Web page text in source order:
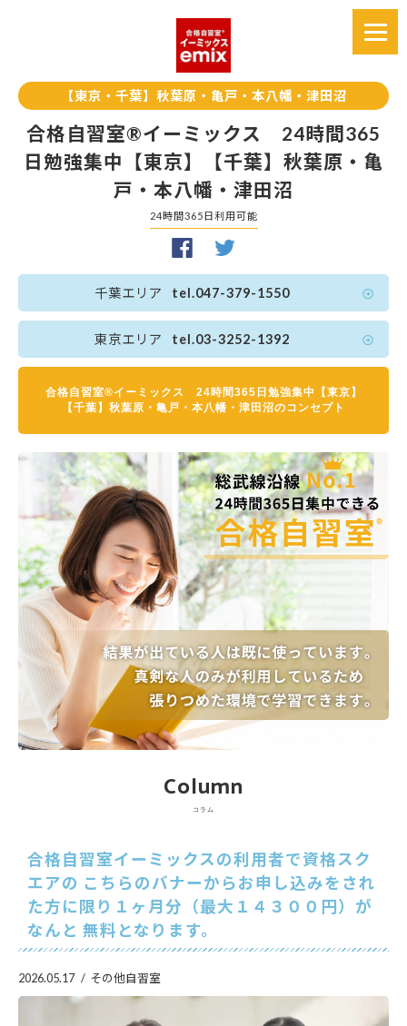
【東京・千葉】秋葉原・亀戸・本八幡・津田沼
合格自習室®イーミックス 24時間365
日勉強集中【東京】【千葉】秋葉原・亀
戸・本八幡・津田沼
24時間365日利用可能
千葉エリア tel.047-379-1550
東京エリア tel.03-3252-1392
合格自習室®イーミックス 24時間365日勉強集中【東京】
【千葉】秋葉原・亀戸・本八幡・津田沼のコンセプト
Column
コラム
合格自習室イーミックスの利用者で資格スク
エアの こちらのバナーからお申し込みをされ
た方に限り１ヶ月分（最大１４３００円）が
なんと 無料となります。
2026.05.17 その他自習室